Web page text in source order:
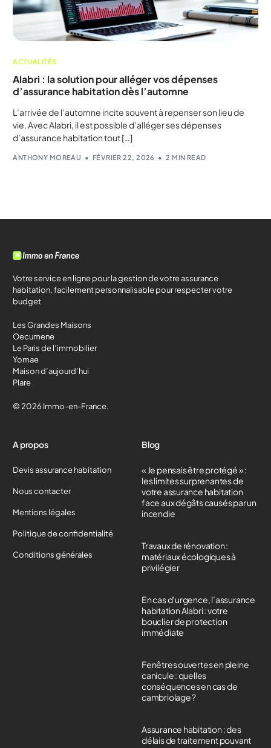
ACTUALITÉS
Alabri : la solution pour alléger vos dépenses
d’assurance habitation dès l’automne
L’arrivée de l’automne incite souvent à repenser son lieu de
vie. Avec Alabri, il est possible d’alléger ses dépenses
d’assurance habitation tout […]
ANTHONY MOREAU FÉVRIER 22, 2026 2 MIN READ
Votre service en ligne pour la gestion de votre assurance
habitation, facilement personnalisable pour respecter votre
budget
Les Grandes Maisons
Oecumene
Le Paris de l’immobilier
Yomae
Maison d’aujourd’hui
Plare
© 2026 Immo-en-France.
A propos
Devis assurance habitation
Nous contacter
Mentions légales
Politique de confidentialité
Conditions générales
Blog
« Je pensais être protégé » :
les limites surprenantes de
votre assurance habitation
face aux dégâts causés par un
incendie
Travaux de rénovation :
matériaux écologiques à
privilégier
En cas d’urgence, l’assurance
habitation Alabri : votre
bouclier de protection
immédiate
Fenêtres ouvertes en pleine
canicule : quelles
conséquences en cas de
cambriolage ?
Assurance habitation : des
délais de traitement pouvant